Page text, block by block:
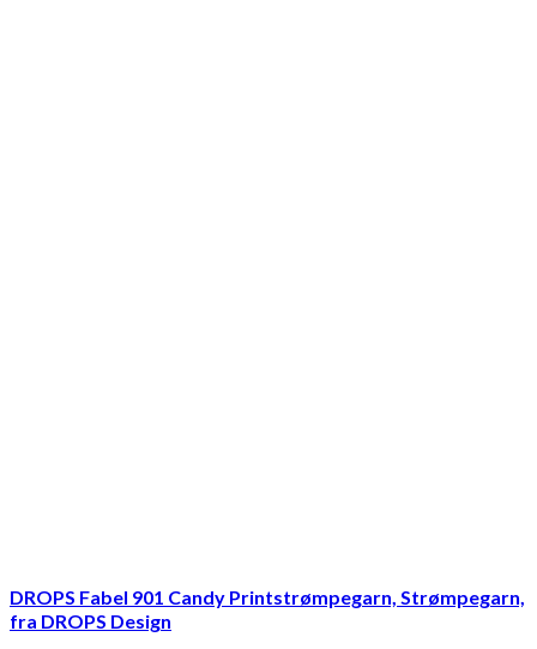
DROPS Fabel 901 Candy Printstrømpegarn, Strømpegarn,
fra DROPS Design